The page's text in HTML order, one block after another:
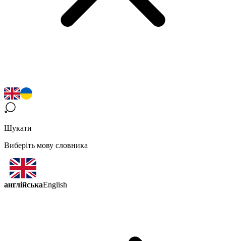
Шукати
Виберіть мову словника
англійськаEnglish